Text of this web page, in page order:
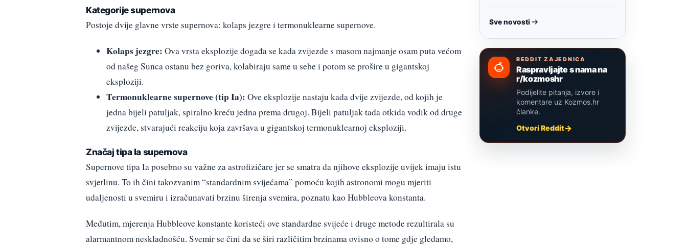
Kategorije supernova
Postoje dvije glavne vrste supernova: kolaps jezgre i termonuklearne supernove.
Kolaps jezgre: Ova vrsta eksplozije događa se kada zvijezde s masom najmanje osam puta većom
od našeg Sunca ostanu bez goriva, kolabiraju same u sebe i potom se prošire u gigantskoj
eksploziji.
Termonuklearne supernove (tip Ia): Ove eksplozije nastaju kada dvije zvijezde, od kojih je
jedna bijeli patuljak, spiralno kreću jedna prema drugoj. Bijeli patuljak tada otkida vodik od druge
zvijezde, stvarajući reakciju koja završava u gigantskoj termonuklearnoj eksploziji.
Značaj tipa Ia supernova
Supernove tipa Ia posebno su važne za astrofizičare jer se smatra da njihove eksplozije uvijek imaju istu
svjetlinu. To ih čini takozvanim “standardnim svijećama” pomoću kojih astronomi mogu mjeriti
udaljenosti u svemiru i izračunavati brzinu širenja svemira, poznatu kao Hubbleova konstanta.
Međutim, mjerenja Hubbleove konstante koristeći ove standardne svijeće i druge metode rezultirala su
alarmantnom neskladnošću. Svemir se čini da se širi različitim brzinama ovisno o tome gdje gledamo,
Sve novosti
REDDIT ZAJEDNICA
Raspravljajte s nama na
r/kozmoshr
Podijelite pitanja, izvore i
komentare uz Kozmos.hr
članke.
Otvori Reddit